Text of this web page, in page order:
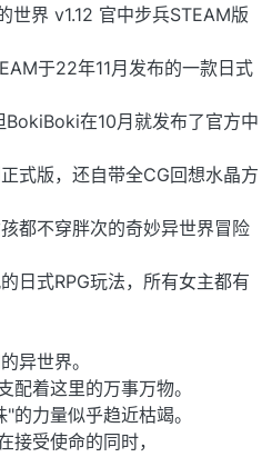
世界 v1.12 官中步兵STEAM版
于22年11月发布的一款日式
BokiBoki在10月就发布了官方中
式版，还自带全CG回想水晶方
都不穿胖次的奇妙异世界冒险
日式RPG玩法，所有女主都有
异世界。
配着这里的万事万物。
的力量似乎趋近枯竭。
接受使命的同时，